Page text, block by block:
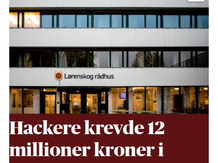
DATASIKKERHET
Hackere krevde 12
millioner kroner i